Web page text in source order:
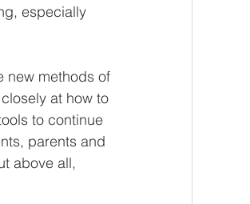
especially
new methods of
at how to
to continue
parents and
above all,